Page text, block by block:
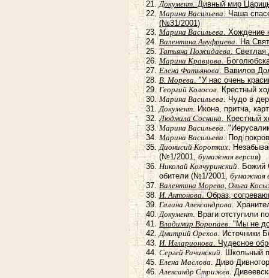
Документ. Дивный мир
Марина Васильева. Чаша
(№31/2001)
Марина Васильева. Хождение
Валентина Ануфриева. На
Татьяна Пожидаева. Светлая
Марина Кравцова.
Елена Фатьянова. Вавилов
В. Морева. "У нас очень
Георгий Колосов. Крестный
Марина Васильева. Чудо в
Документ. Икона, притча,
Людмила Соснина. Крестный
Марина Васильева.
Марина Васильева. Под
Дионисий Коротких.
(№1/2001,бумажная версия)
Николай Колчуринский. Божий
обители (№1/2001,бумажная
Валентина Морева, Ольга
И. Антонова. Образ,
Галина Александрова.
Документ. Враги отступили
Владимир Воропаев. "Мы не
Дмитрий Орехов. Источники
И. Илларионова. Чудесное
Сергей Рачинский. Школьный
Елена Маслова. Диво
Александр Стрижев.